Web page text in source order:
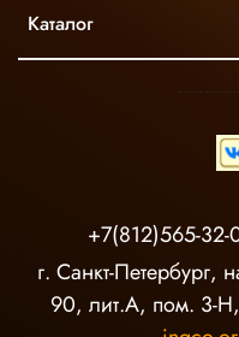
Каталог
+7(812)565-32-
г. Санкт-
90, лит.А, пом. 3-